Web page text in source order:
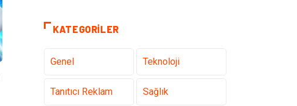
KATEGORILER
Genel Teknoloji
Tanıtıcı Reklam Sağlık